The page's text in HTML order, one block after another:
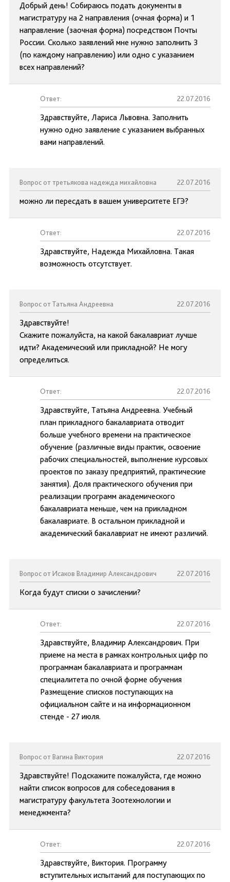
Добрый день! Собираюсь подать документы в
магистратуру на 2 направления (очная форма) и 1
направление (заочная форма) посредством Почты
России. Сколько заявлений мне нужно заполнить 3
(по каждому направлению) или одно с указанием
всех направлений?
Ответ: 22.07.2016
Здравствуйте, Лариса Львовна. Заполнить
нужно одно заявление с указанием выбранных
вами направлений.
Вопрос от третьякова надежда михайловна 22.07.2016
можно ли пересдать в вашем университете ЕГЭ?
Ответ: 22.07.2016
Здравствуйте, Надежда Михайловна. Такая
возможность отсутствует.
Вопрос от Татьяна Андреевна 22.07.2016
Здравствуйте!
Скажите пожалуйста, на какой бакалавриат лучше
идти? Академический или прикладной? Не могу
определиться.
Ответ: 22.07.2016
Здравствуйте, Татьяна Андреевна. Учебный
план прикладного бакалавриата отводит
больше учебного времени на практическое
обучение (различные виды практик, освоение
рабочих специальностей, выполнение курсовых
проектов по заказу предприятий, практические
занятия). Доля практического обучения при
реализации программ академического
бакалавриата меньше, чем на прикладном
бакалавриате. В остальном прикладной и
академический бакалавриат не имеют различий.
Вопрос от Исаков Владимир Александрович 22.07.2016
Когда будут списки о зачислении?
Ответ: 22.07.2016
Здравствуйте, Владимир Александрович. При
приеме на места в рамках контрольных цифр по
программам бакалавриата и программам
специалитета по очной форме обучения
Размещение списков поступающих на
официальном сайте и на информационном
стенде - 27 июля.
Вопрос от Вагина Виктория 22.07.2016
Здравствуйте! Подскажите пожалуйста, где можно
найти список вопросов для собеседования в
магистратуру факультета Зоотехнологии и
менеджмента?
Ответ: 22.07.2016
Здравствуйте, Виктория. Программу
вступительных испытаний для поступающих по